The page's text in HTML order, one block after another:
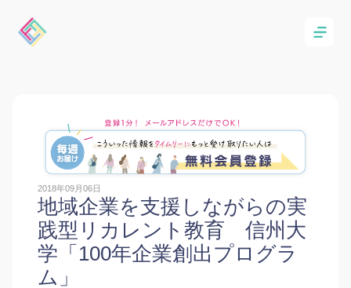
2018年09月06日
地域企業を支援しながらの実
践型リカレント教育 信州大
学「100年企業創出プログラ
ム」